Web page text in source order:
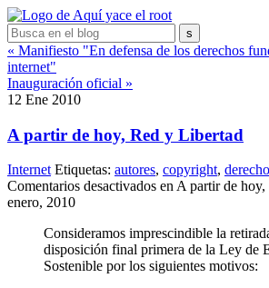
« Manifiesto "En defensa de los derechos
internet"
Inauguración oficial »
12 Ene 2010
A partir de hoy, Red y Libertad
Internet Etiquetas: autores, copyright,
Comentarios desactivados en A partir de
enero, 2010
Consideramos imprescindible la
disposición final primera de la Ley de
Sostenible por los siguientes motivos: